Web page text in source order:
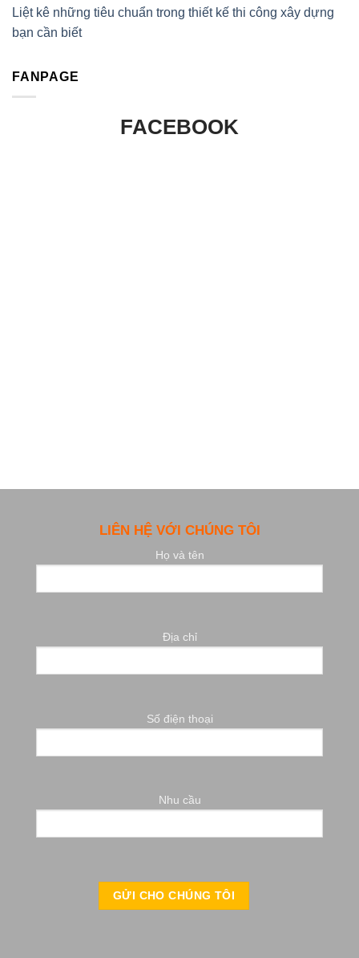
Liệt kê những tiêu chuẩn trong thiết kế thi công xây dựng
bạn cần biết
FANPAGE
FACEBOOK
LIÊN HỆ VỚI CHÚNG TÔI
Họ và tên
Địa chỉ
Số điện thoại
Nhu cầu